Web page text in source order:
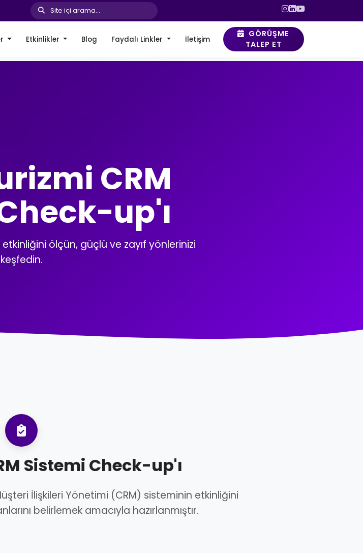
Site içi arama...
Etkinlikler Blog Faydalı Linkler İletişim
GÖRÜŞME
TALEP ET
CRM
up'ı
etkinliğini ölçün, güçlü ve zayıf yönlerinizi
keşfedin.
Sistemi Check-up'ı
İlişkileri Yönetimi (CRM) sisteminin etkinliğini
belirlemek amacıyla hazırlanmıştır.